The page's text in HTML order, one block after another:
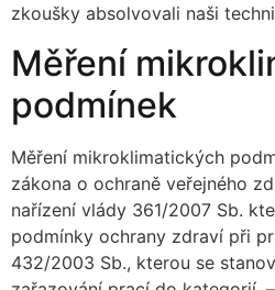
zkoušky absolvovali naši
Měření
podmínek
Měření mikroklimatických
zákona o ochraně veřejného
nařízení vlády 361/2007 Sb.
podmínky ochrany zdraví při
432/2003 Sb., kterou se